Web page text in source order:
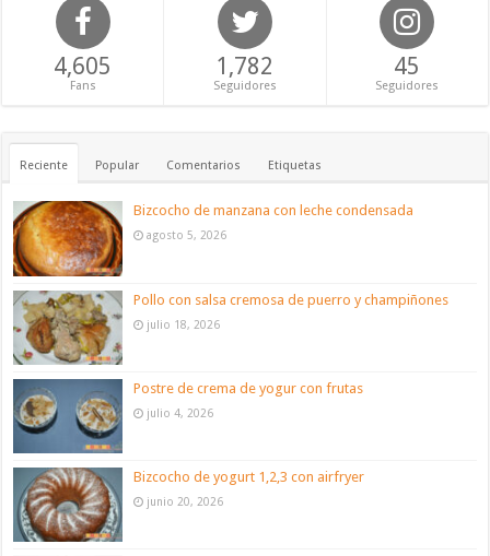
4,605
Fans
1,782
Seguidores
45
Seguidores
Reciente Popular Comentarios Etiquetas
Bizcocho de manzana con leche condensada
agosto 5, 2026
Pollo con salsa cremosa de puerro y champiñones
julio 18, 2026
Postre de crema de yogur con frutas
julio 4, 2026
Bizcocho de yogurt 1,2,3 con airfryer
junio 20, 2026